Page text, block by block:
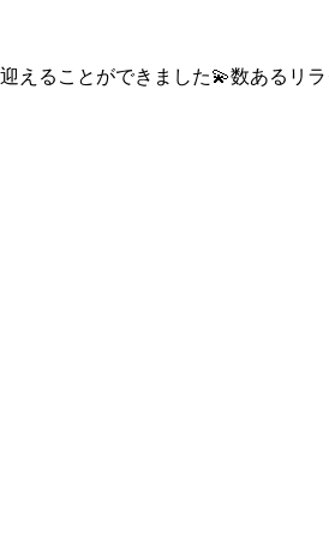
えることができました💫⁡⁡⁡数あるリ